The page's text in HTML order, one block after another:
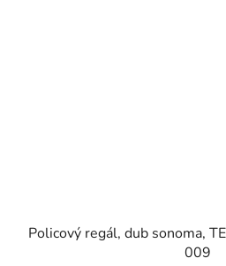
Policový regál, dub sonoma,
009